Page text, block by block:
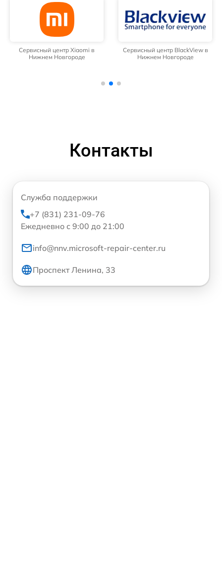
Сервисный центр Xiaomi в
Нижнем Новгороде
Сервисный центр BlackView в
Нижнем Новгороде
Контакты
Служба поддержки
+7 (831) 231-09-76
Ежедневно с 9:00 до 21:00
info@nnv.microsoft-repair-center.ru
Проспект Ленина, 33